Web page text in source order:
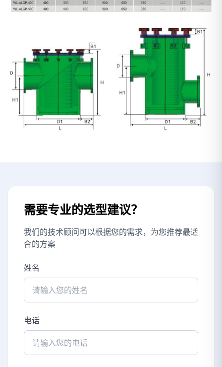
需要专业的选型建议？
我们的技术顾问可以根据您的需求，为您推荐最适
合的方案
姓名
电话